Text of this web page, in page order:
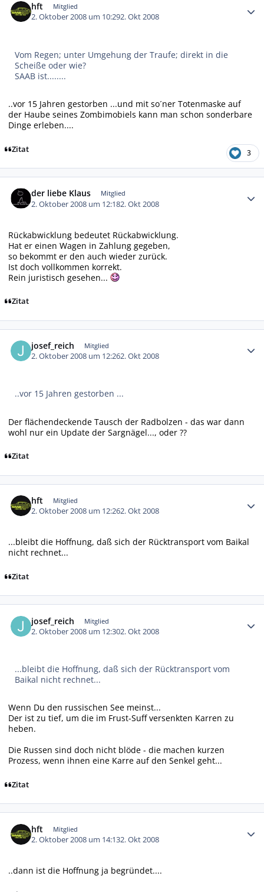
hft Mitglied
2. Oktober 2008 um 10:292. Okt 2008
Vom Regen; unter Umgehung der Traufe; direkt in die
Scheiße oder wie?
SAAB ist........
..vor 15 Jahren gestorben ...und mit so´ner Totenmaske auf
der Haube seines Zombimobiels kann man schon sonderbare
Dinge erleben....
Zitat 3
der liebe Klaus Mitglied
2. Oktober 2008 um 12:182. Okt 2008
Rückabwicklung bedeutet Rückabwicklung.
Hat er einen Wagen in Zahlung gegeben,
so bekommt er den auch wieder zurück.
Ist doch vollkommen korrekt.
Rein juristisch gesehen...
Zitat
josef_reich Mitglied
2. Oktober 2008 um 12:262. Okt 2008
..vor 15 Jahren gestorben ...
Der flächendeckende Tausch der Radbolzen - das war dann
wohl nur ein Update der Sargnägel..., oder ??
Zitat
hft Mitglied
2. Oktober 2008 um 12:262. Okt 2008
...bleibt die Hoffnung, daß sich der Rücktransport vom Baikal
nicht rechnet...
Zitat
josef_reich Mitglied
2. Oktober 2008 um 12:302. Okt 2008
...bleibt die Hoffnung, daß sich der Rücktransport vom
Baikal nicht rechnet...
Wenn Du den russischen See meinst...
Der ist zu tief, um die im Frust-Suff versenkten Karren zu
heben.
Die Russen sind doch nicht blöde - die machen kurzen
Prozess, wenn ihnen eine Karre auf den Senkel geht...
Zitat
hft Mitglied
2. Oktober 2008 um 14:132. Okt 2008
..dann ist die Hoffnung ja begründet....